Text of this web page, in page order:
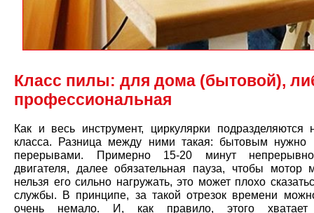
Класс пилы: для дома (бытовой),
профессиональная
Как и весь инструмент, циркулярки подразделяются
класса. Разница между ними такая: бытовым нужно
перерывами. Примерно 15-20 минут
двигателя, далее обязательная пауза, чтобы мотор
нельзя его сильно нагружать, это может плохо
службы. В принципе, за такой отрезок времени
очень немало. И, как правило, этого хватает